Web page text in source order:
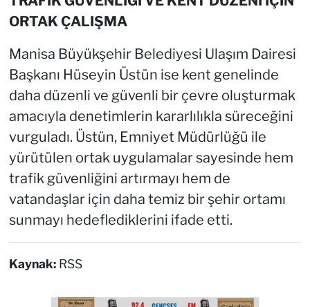
ORTAK ÇALIŞMA
Manisa Büyükşehir Belediyesi Ulaşım Dairesi
Başkanı Hüseyin Üstün ise kent genelinde
daha düzenli ve güvenli bir çevre oluşturmak
amacıyla denetimlerin kararlılıkla süreceğini
vurguladı. Üstün, Emniyet Müdürlüğü ile
yürütülen ortak uygulamalar sayesinde hem
trafik güvenliğini artırmayı hem de
vatandaşlar için daha temiz bir şehir ortamı
sunmayı hedeflediklerini ifade etti.
Kaynak: RSS